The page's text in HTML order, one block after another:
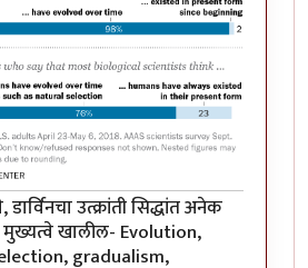
डार्विनचा उत्क्रांती सिद्धांत अनेक
मुख्यत्वे खालील- Evolution,
gradualism,